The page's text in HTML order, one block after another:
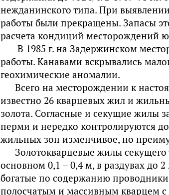
нежданинского типа. При
работы были прекращены. Запасы
расчета кондиций месторождений
В 1985 г. на Задержинском
работы. Канавами вскрывались
геохимические аномалии.
Всего на месторождении к
известно 26 кварцевых жил и
золота. Согласные и секущие жилы
перми и нередко контролируются
жильных зон изменчивое, но
Золотокварцевые жилы
основном 0,1 – 0,4 м, в раздувах до
богатые по содержанию
полосчатым и массивным кварцем